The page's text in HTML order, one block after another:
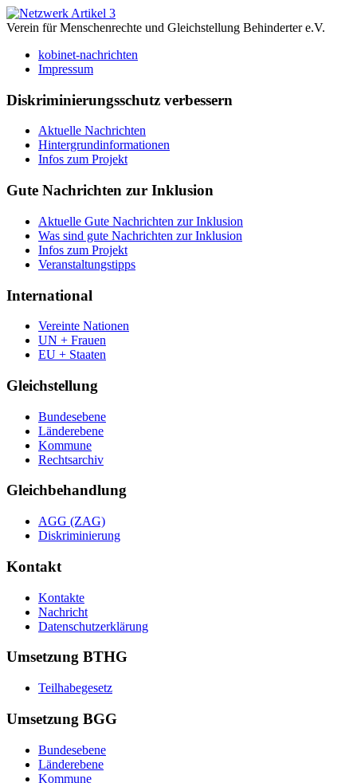
Verein für Menschenrechte und Gleichstellung Behinderter e.V.
kobinet-nachrichten
Impressum
Diskriminierungsschutz verbessern
Aktuelle Nachrichten
Hintergrundinformationen
Infos zum Projekt
Gute Nachrichten zur Inklusion
Aktuelle Gute Nachrichten zur Inklusion
Was sind gute Nachrichten zur Inklusion
Infos zum Projekt
Veranstaltungstipps
International
Vereinte Nationen
UN + Frauen
EU + Staaten
Gleichstellung
Bundesebene
Länderebene
Kommune
Rechtsarchiv
Gleichbehandlung
AGG (ZAG)
Diskriminierung
Kontakt
Kontakte
Nachricht
Datenschutzerklärung
Umsetzung BTHG
Teilhabegesetz
Umsetzung BGG
Bundesebene
Länderebene
Kommune